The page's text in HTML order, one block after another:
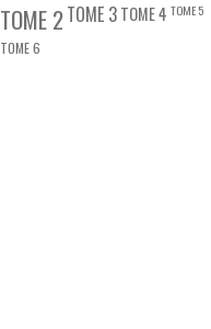
TOME 2TOME 3TOME 4 TOME 5
TOME 6